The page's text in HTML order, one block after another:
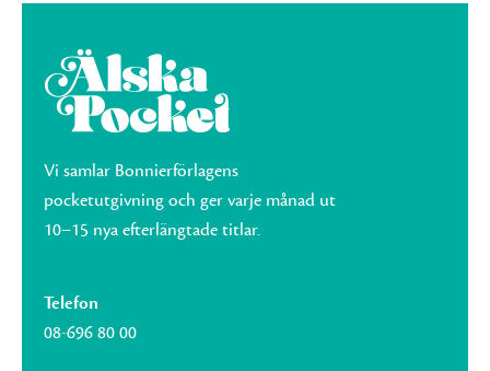
Vi samlar Bonnierförlagens
pocketutgivning och ger varje månad ut
10–15 nya efterlängtade titlar.
Telefon
08-696 80 00